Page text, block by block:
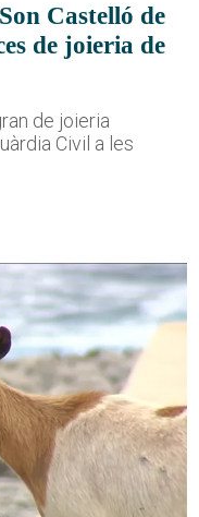
Castelló de
de joieria de
de joieria
Civil a les